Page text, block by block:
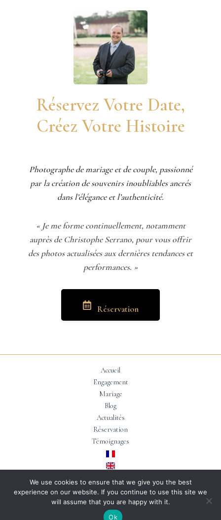
Réservez Votre Date,
Créez Votre Histoire
Photographe de mariage et de couple, passionné
par la création de souvenirs inoubliables ancrés
dans l’élégance et l’authenticité.
« Je me forme continuellement, notamment
auprès de Christophe Serrano, pour vous offrir
des photos actualisées aux dernières tendances et
performances. »
Réservation
Accueil
Engagement
Mariage
Blog
Actualités
Réservation
Témoignages
Copyright © 2026 | Conçu par Floteuil EI
We use cookies to ensure that we give you the best
experience on our website. If you continue to use this site we
will assume that you are happy with it.
Ok